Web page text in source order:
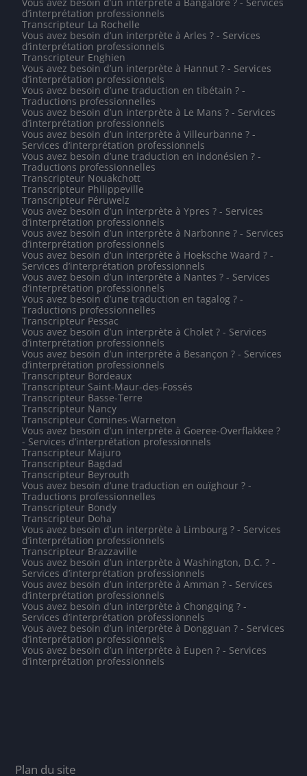
d’interprétation professionnels
Transcripteur La Rochelle
Vous avez besoin d’un interprète à Arles ? - Services
d’interprétation professionnels
Transcripteur Enghien
Vous avez besoin d’un interprète à Hannut ? - Services
d’interprétation professionnels
Vous avez besoin d’une traduction en tibétain ? -
Traductions professionnelles
Vous avez besoin d’un interprète à Le Mans ? - Services
d’interprétation professionnels
Vous avez besoin d’un interprète à Villeurbanne ? -
Services d’interprétation professionnels
Vous avez besoin d’une traduction en indonésien ? -
Traductions professionnelles
Transcripteur Nouakchott
Transcripteur Philippeville
Transcripteur Péruwelz
Vous avez besoin d’un interprète à Ypres ? - Services
d’interprétation professionnels
Vous avez besoin d’un interprète à Narbonne ? - Services
d’interprétation professionnels
Vous avez besoin d’un interprète à Hoeksche Waard ? -
Services d’interprétation professionnels
Vous avez besoin d’un interprète à Nantes ? - Services
d’interprétation professionnels
Vous avez besoin d’une traduction en tagalog ? -
Traductions professionnelles
Transcripteur Pessac
Vous avez besoin d’un interprète à Cholet ? - Services
d’interprétation professionnels
Vous avez besoin d’un interprète à Besançon ? - Services
d’interprétation professionnels
Transcripteur Bordeaux
Transcripteur Saint-Maur-des-Fossés
Transcripteur Basse-Terre
Transcripteur Nancy
Transcripteur Comines-Warneton
Vous avez besoin d’un interprète à Goeree-Overflakkee ?
- Services d’interprétation professionnels
Transcripteur Majuro
Transcripteur Bagdad
Transcripteur Beyrouth
Vous avez besoin d’une traduction en ouïghour ? -
Traductions professionnelles
Transcripteur Bondy
Transcripteur Doha
Vous avez besoin d’un interprète à Limbourg ? - Services
d’interprétation professionnels
Transcripteur Brazzaville
Vous avez besoin d’un interprète à Washington, D.C. ? -
Services d’interprétation professionnels
Vous avez besoin d’un interprète à Amman ? - Services
d’interprétation professionnels
Vous avez besoin d’un interprète à Chongqing ? -
Services d’interprétation professionnels
Vous avez besoin d’un interprète à Dongguan ? - Services
d’interprétation professionnels
Vous avez besoin d’un interprète à Eupen ? - Services
d’interprétation professionnels
Plan du site